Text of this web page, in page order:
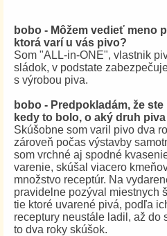
bobo - Môžem vedieť meno
ktorá varí u vás pivo?
Som "ALL-in-ONE", vlastnik
sládok, v podstate
s výrobou piva.
bobo - Predpokladám, že
kedy to bolo, o aký druh
Skúšobne som varil pivo dva
zároveň počas výstavby
som vrchné aj spodné
varenie, skúšal viacero
množstvo receptúr. Na
pravidelne pozýval miestnych
tie ktoré uvarené pivá, podľa
receptury neustále ladil, až do
to dva roky skúšok.